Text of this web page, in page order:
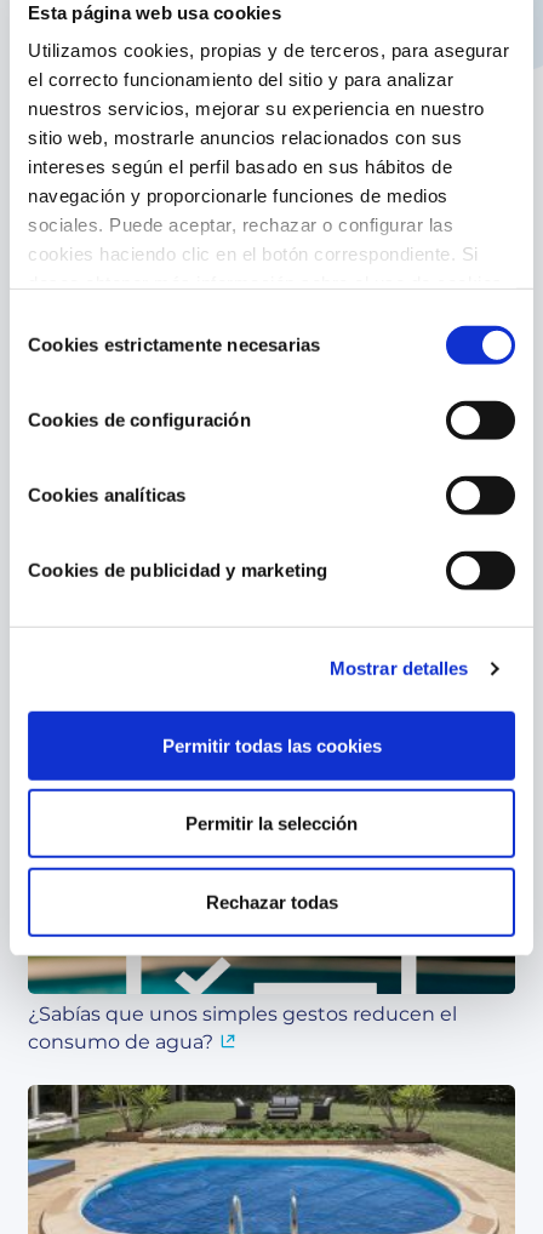
Esta página web usa cookies
Utilizamos cookies, propias y de terceros, para asegurar
el correcto funcionamiento del sitio y para analizar
nuestros servicios, mejorar su experiencia en nuestro
sitio web, mostrarle anuncios relacionados con sus
intereses según el perfil basado en sus hábitos de
navegación y proporcionarle funciones de medios
sociales. Puede aceptar, rechazar o configurar las
cookies haciendo clic en el botón correspondiente. Si
footer de este sitio web.
deCookies estrictamente necesarias
Cookies de configuración
Cookies analíticas
Cookies de publicidad y marketing
Mostrar detalles
Permitir todas las cookies
Permitir la selección
Rechazar todas
Se instala de manera fácil mediante dos placas
atornilladas a las playas
Tiene un fácil y rápido montaje
Incluye accesorios de montaje para piscinas de
madera piscinas de chapa de acero piscinas
tubulares
Permite desplazar cómodamente el enrollador
a un lado para liberar toda la superficie de la
piscina una vez quitado el cobertor
invierno
¿Sabías que unos simples gestos reducen el
consumo de agua?